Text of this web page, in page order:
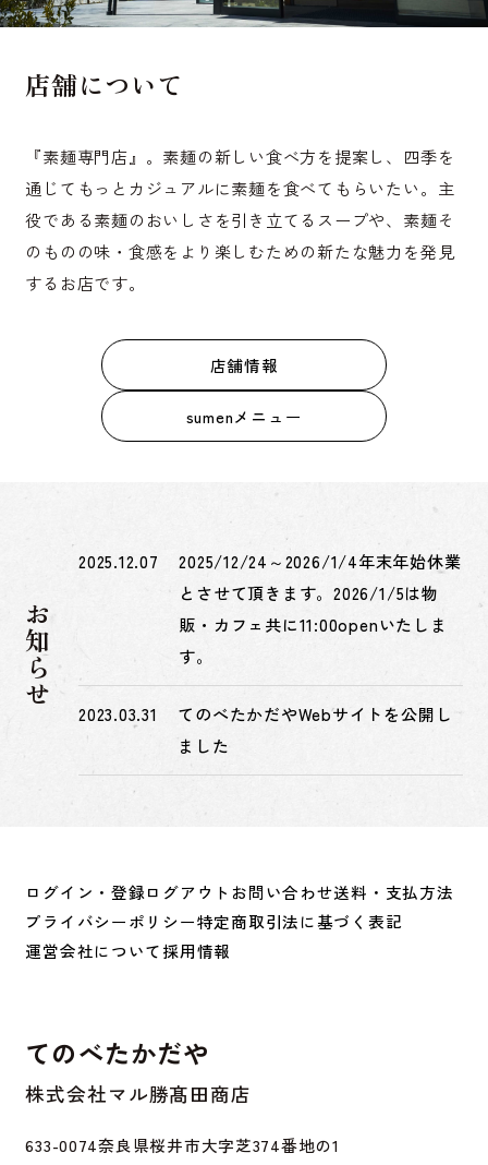
店舗について
『素麺専門店』。素麺の新しい食べ方を提案し、四季を
通じてもっとカジュアルに素麺を食べてもらいたい。主
役である素麺のおいしさを引き立てるスープや、素麺そ
のものの味・食感をより楽しむための新たな魅力を発見
するお店です。
店舗情報
sumenメニュー
お知らせ
2025.12.07
2025/12/24～2026/1/4年末年始休業
とさせて頂きます。2026/1/5は物
販・カフェ共に11:00openいたしま
す。
2023.03.31
てのべたかだやWebサイトを公開し
ました
てのべたかだや
株式会社マル勝髙田商店
633-0074奈良県桜井市大字芝374番地の1
ログイン・登録ログアウト お問い合わせ送料・支払方法
プライバシーポリシー特定商取引法に基づく表記
運営会社について採用情報